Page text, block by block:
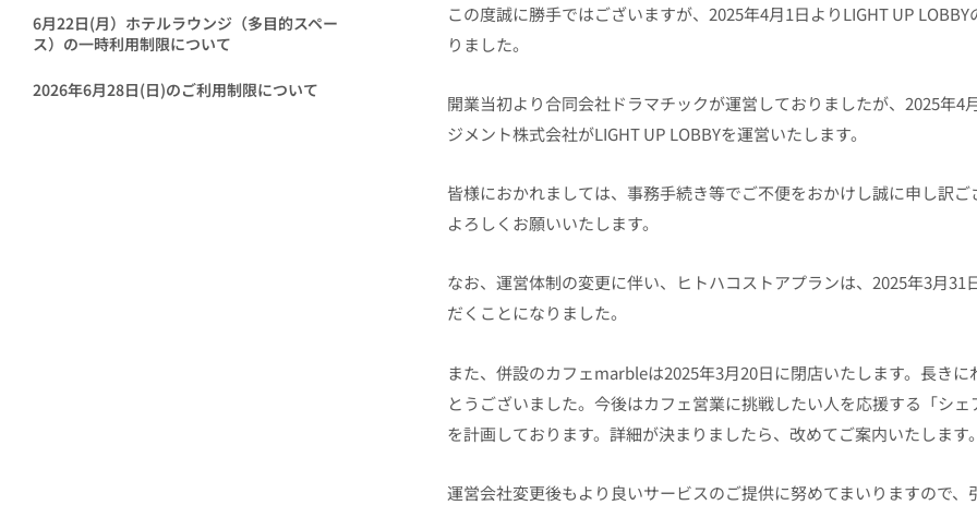
6月22日(月）ホテルラウンジ（多目的スペー
ス）の一時利用制限について
2026年6月28日(日)のご利用制限について
この度誠に勝手ではございますが、2025年4月1日よりLIGHT UP
りました。
開業当初より合同会社ドラマチックが運営しておりましたが、2025年4
ジメント株式会社がLIGHT UP LOBBYを運営いたします。
皆様におかれましては、事務手続き等でご不便をおかけし誠に申し訳
よろしくお願いいたします。
なお、運営体制の変更に伴い、ヒトハコストアプランは、2025年3月31
だくことになりました。
また、併設のカフェmarbleは2025年3月20日に閉店いたします。長き
とうございました。今後はカフェ営業に挑戦したい人を応援する「シ
を計画しております。詳細が決まりましたら、改めてご案内いたします
運営会社変更後もより良いサービスのご提供に努めてまいりますので、